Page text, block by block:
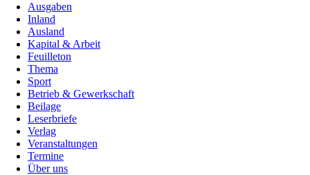
Ausgaben
Inland
Ausland
Kapital & Arbeit
Feuilleton
Thema
Sport
Betrieb & Gewerkschaft
Beilage
Leserbriefe
Verlag
Veranstaltungen
Termine
Über uns